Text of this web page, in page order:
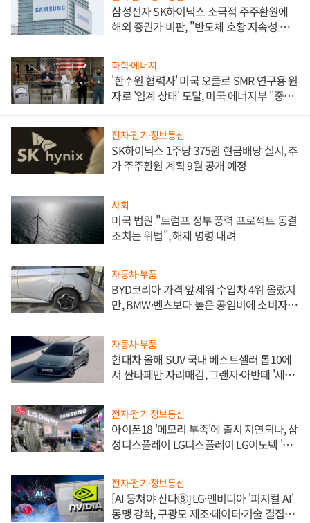
삼성전자 SK하이닉스 소극적 주주환원에
해외 증권가 비판, "반도체 호황 지속성 의
화학·에너지
'한수원 협력사' 미국 오클로 SMR 연구용 원
자로 '임계 상태' 도달, 미국 에너지부 "중요
전자·전기·정보통신
SK하이닉스 1주당 375원 현금배당 실시, 추
가 주주환원 계획 9월 공개 예정
사회
미국 법원 "트럼프 정부 풍력 프로젝트 동결
조치는 위법", 해제 명령 내려
자동차·부품
BYD코리아 가격 앞세워 수입차 4위 올랐지
만, BMW·벤츠보다 높은 공임비에 소비자
자동차·부품
현대차 올해 SUV 국내 베스트셀러 톱10에
서 싼타페만 자리매김, 그랜저·아반떼 '세단
전자·전기·정보통신
아이폰18 '메모리 부족'에 출시 지연되나, 삼
성디스플레이 LG디스플레이 LG이노텍 '탈
전자·전기·정보통신
[AI 뭉쳐야 산다⑧] LG·엔비디아 '피지컬 AI'
동맹 강화, 구광모 제조·데이터·기술 결집